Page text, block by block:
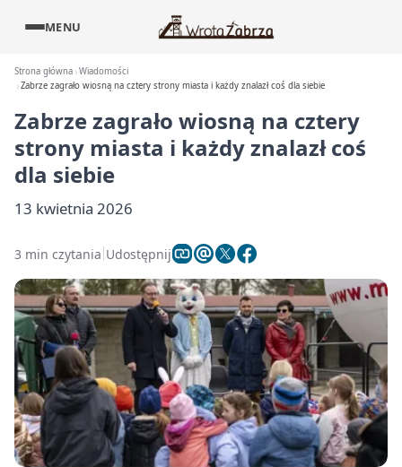
MENU
Strona główna Wiadomości
Zabrze zagrało wiosną na cztery strony miasta i każdy znalazł coś dla siebie
Zabrze zagrało wiosną na cztery
strony miasta i każdy znalazł coś
dla siebie
13 kwietnia 2026
3 min czytania Udostępnij